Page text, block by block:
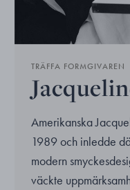
TRÄFFA FORMGIVAREN
Amerikanska
1989 och inledde
modern
väckte